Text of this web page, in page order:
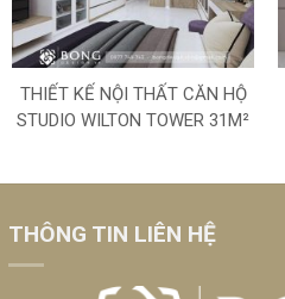
THIẾT KẾ NỘI THẤT CĂN HỘ
STUDIO WILTON TOWER 31M²
THÔNG TIN LIÊN HỆ